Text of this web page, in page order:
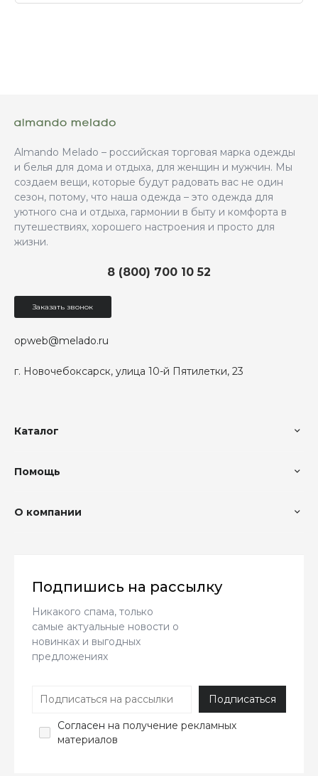
Almando Melado – российская торговая марка одежды
и белья для дома и отдыха, для женщин и мужчин. Мы
создаем вещи, которые будут радовать вас не один
сезон, потому, что наша одежда – это одежда для
уютного сна и отдыха, гармонии в быту и комфорта в
путешествиях, хорошего настроения и просто для
жизни.
г. Новочебоксарск, улица 10-й Пятилетки, 23
8 (800) 700 10 52
opweb@melado.ru
Заказать звонок
Каталог
Помощь
О компании
Подпишись на рассылку
Никакого спама, только
самые актуальные новости о
новинках и выгодных
предложениях
Согласен на получение рекламных
материалов